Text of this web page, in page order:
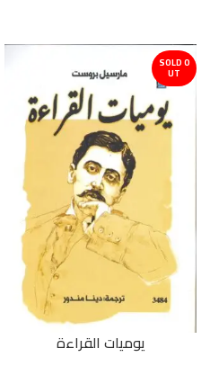
SOLD O
UT
يوميات القراءة